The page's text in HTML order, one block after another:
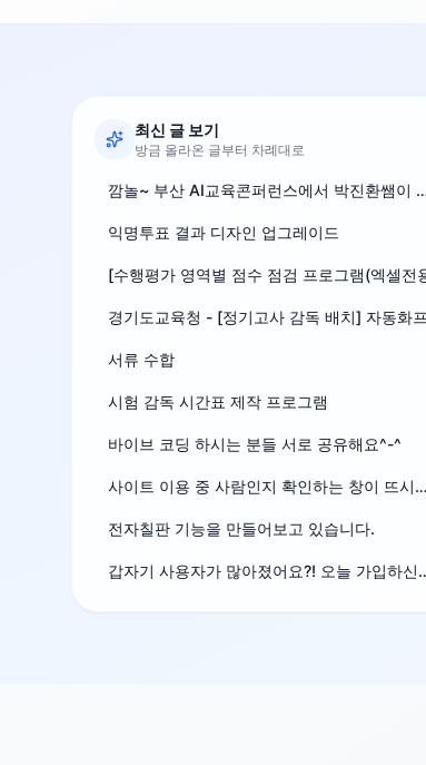
최신 글 보기
방금 올라온 글부터 차례대로
깜놀~ 부산 AI교육콘퍼런스에서 박진
익명투표 결과 디자인 업그레이드
[수행평가 영역별 점수 점검 프로그램(엑셀전
서류 수합
시험 감독 시간표 제작 프로그램
바이브 코딩 하시는 분들 서로 공유해요^-^
사이트 이용 중 사람인지 확인하는 창이 뜨시는 분은 알려주세요
전자칠판 기능을 만들어보고 있습니다.
갑자기 사용자가